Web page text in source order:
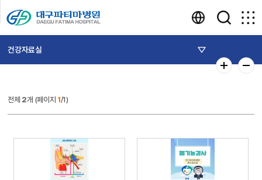
건강자료실
전체 2개 (페이지 1/1)